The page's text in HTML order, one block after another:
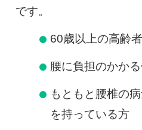
です。
60歳以上の高齢者
腰に負担のかか
もともと腰椎の
を持っている方